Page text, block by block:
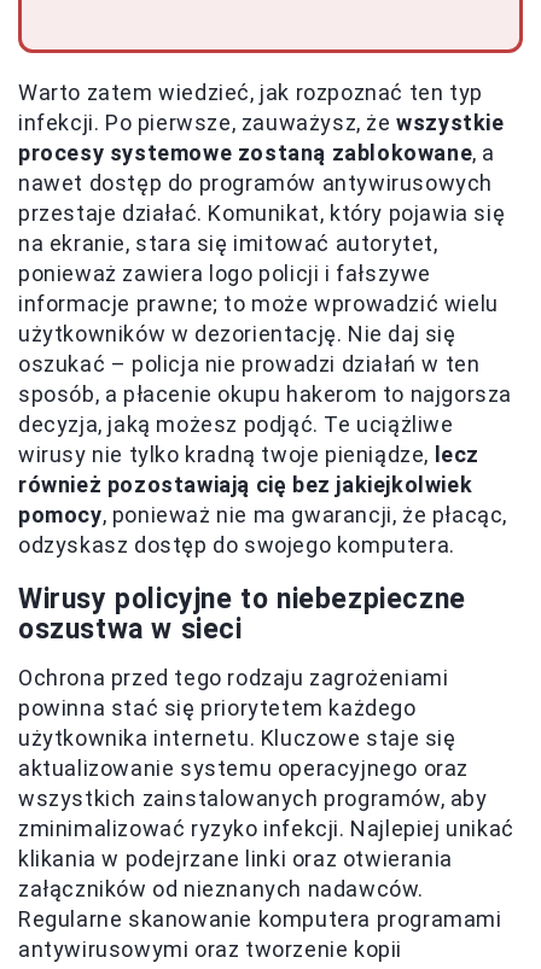
Warto zatem wiedzieć, jak rozpoznać ten typ
infekcji. Po pierwsze, zauważysz, żewszystkie
procesy systemowe zostaną zablokowane, a
nawet dostęp do programów antywirusowych
przestaje działać. Komunikat, który pojawia się
na ekranie, stara się imitować autorytet,
ponieważ zawiera logo policji i fałszywe
informacje prawne; to może wprowadzić wielu
użytkowników w dezorientację. Nie daj się
oszukać – policja nie prowadzi działań w ten
sposób, a płacenie okupu hakerom to najgorsza
decyzja, jaką możesz podjąć. Te uciążliwe
wirusy nie tylko kradną twoje pieniądze, lecz
również pozostawiają cię bez jakiejkolwiek
pomocy, ponieważ nie ma gwarancji, że płacąc,
odzyskasz dostęp do swojego komputera.
Wirusy policyjne to niebezpieczne
oszustwa w sieci
Ochrona przed tego rodzaju zagrożeniami
powinna stać się priorytetem każdego
użytkownika internetu. Kluczowe staje się
aktualizowanie systemu operacyjnego oraz
wszystkich zainstalowanych programów, aby
zminimalizować ryzyko infekcji. Najlepiej unikać
klikania w podejrzane linki oraz otwierania
załączników od nieznanych nadawców.
Regularne skanowanie komputera programami
antywirusowymi oraz tworzenie kopii